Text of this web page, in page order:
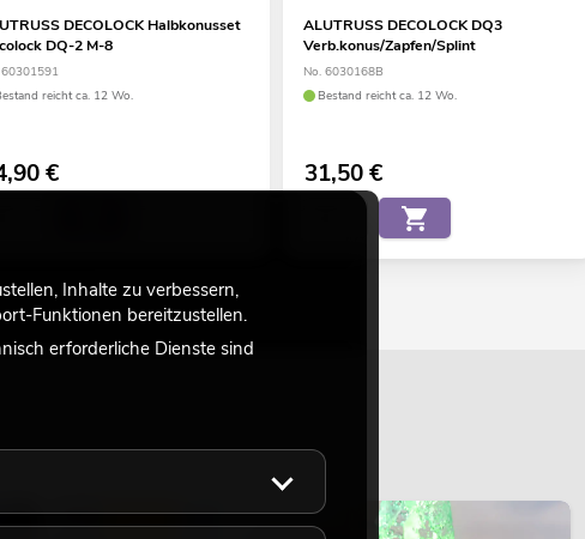
DECOLOCK Halbkonusset
DQ-2 M-8
60301591
reicht ca. 12 Wo.
€
ALUTRUSS DECOLOCK DQ3
Verb.konus/Zapfen/Splint
No. 6030168B
Bestand reicht ca. 12 Wo.
31,50€
LICHT
Inhalte zu verbessern,
Funktionen bereitzustellen.
erforderliche Dienste sind